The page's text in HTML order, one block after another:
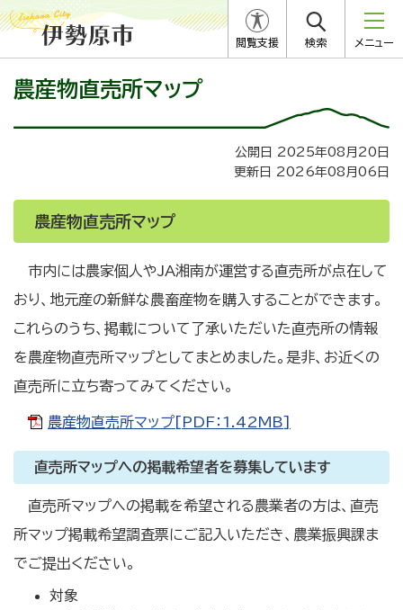
閲覧支援 検索 メニュー
農産物直売所マップ
公開日 2025年08月20日
更新日 2026年08月06日
農産物直売所マップ
市内には農家個人やJA湘南が運営する直売所が点在して
おり、地元産の新鮮な農畜産物を購入することができます。
これらのうち、掲載について了承いただいた直売所の情報
を農産物直売所マップとしてまとめました。是非、お近くの
直売所に立ち寄ってみてください。
農産物直売所マップ[PDF：1.42MB]
直売所マップへの掲載希望者を募集しています
直売所マップへの掲載を希望される農業者の方は、直売
所マップ掲載希望調査票にご記入いただき、農業振興課ま
でご提出ください。
対象